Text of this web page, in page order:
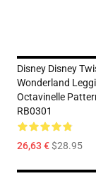
Disney Disney
Wonderland
Octavinelle
RB0301
26,63 €$28.95